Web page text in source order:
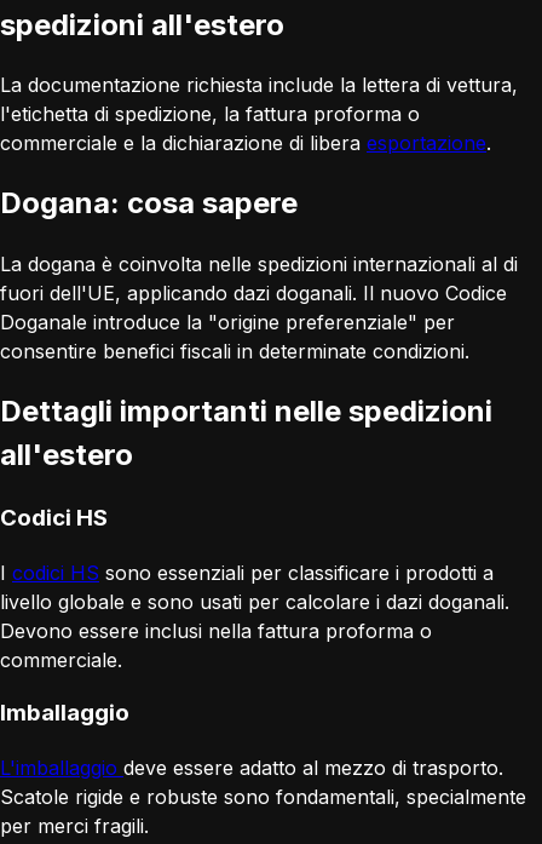
spedizioni all'estero
La documentazione richiesta include la lettera di vettura,
l'etichetta di spedizione, la fattura proforma o
commerciale e la dichiarazione di libera esportazione.
Dogana: cosa sapere
La dogana è coinvolta nelle spedizioni internazionali al di
fuori dell'UE, applicando dazi doganali. Il nuovo Codice
Doganale introduce la "origine preferenziale" per
consentire benefici fiscali in determinate condizioni.
Dettagli importanti nelle spedizioni
all'estero
Codici HS
I codici HS sono essenziali per classificare i prodotti a
livello globale e sono usati per calcolare i dazi doganali.
Devono essere inclusi nella fattura proforma o
commerciale.
Imballaggio
L'imballaggio deve essere adatto al mezzo di trasporto.
Scatole rigide e robuste sono fondamentali, specialmente
per merci fragili.